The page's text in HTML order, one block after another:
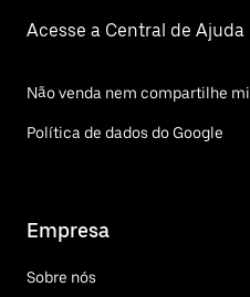
Acesse a Central de Ajuda
Não venda nem compartilhe
Política de dados do Google
Empresa
Sobre nós